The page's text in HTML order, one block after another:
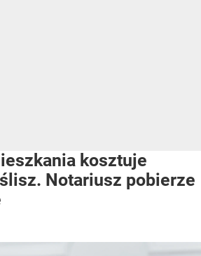
kosztuje
Notariusz pobierze